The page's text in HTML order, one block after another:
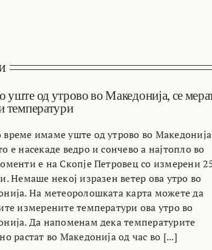
од утрово во Македонија, се
температури
имаме уште од утрово во
е насекаде ведро и сончево а најтопло во
е на Скопје Петровец со измерени
Немаше некој изразен ветер ова утро во
На метеоролошката карта можете да
измерените температури ова утро во
Да напоменам дека температурите
растат во Македонија од час во [...]